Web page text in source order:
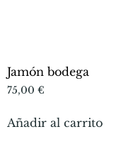
Jamón bodega
75,00 €
Añadir al carrito